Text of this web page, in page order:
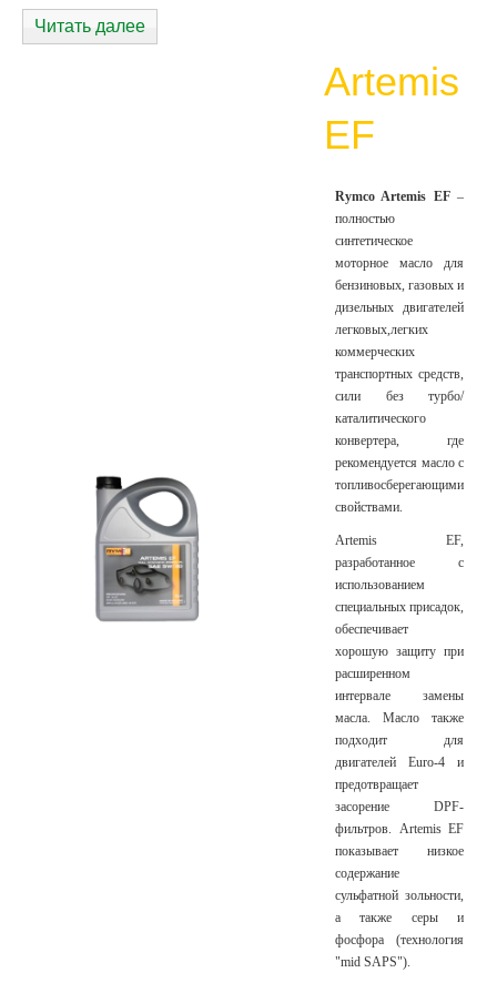
Читать далее
Artemis
EF
Rymco Artemis EF–
полностью
синтетическое
моторное масло для
бензиновых, газовых и
дизельных двигателей
легковых,легких
коммерческих
транспортных средств,
сили без турбо/
каталитического
конвертера, где
рекомендуется масло с
топливосберегающими
свойствами.
Artemis EF,
разработанное с
использованием
специальных присадок,
обеспечивает
хорошую защиту при
расширенном
интервале замены
масла. Масло также
подходит для
двигателей Euro-4 и
предотвращает
засорение DPF-
фильтров. Artemis EF
показывает низкое
содержание
сульфатной зольности,
а также серы и
фосфора (технология
"mid SAPS").